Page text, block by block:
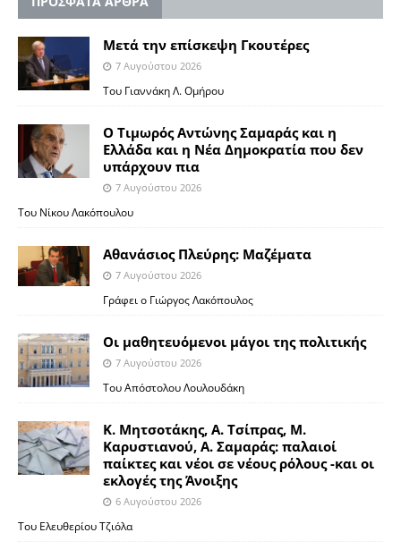
Μετά την επίσκεψη Γκουτέρες
7 Αυγούστου 2026
Του Γιαννάκη Λ. Ομήρου
Ο Τιμωρός Αντώνης Σαμαράς και η
Ελλάδα και η Νέα Δημοκρατία που δεν
υπάρχουν πια
7 Αυγούστου 2026
Του Νίκου Λακόπουλου
Αθανάσιος Πλεύρης: Μαζέματα
7 Αυγούστου 2026
Γράφει ο Γιώργος Λακόπουλος
Οι μαθητευόμενοι μάγοι της πολιτικής
7 Αυγούστου 2026
Του Απόστολου Λουλουδάκη
Κ. Μητσοτάκης, Α. Τσίπρας, Μ.
Καρυστιανού, Α. Σαμαράς: παλαιοί
παίκτες και νέοι σε νέους ρόλους -και οι
εκλογές της Άνοιξης
6 Αυγούστου 2026
Του Ελευθερίου Τζιόλα